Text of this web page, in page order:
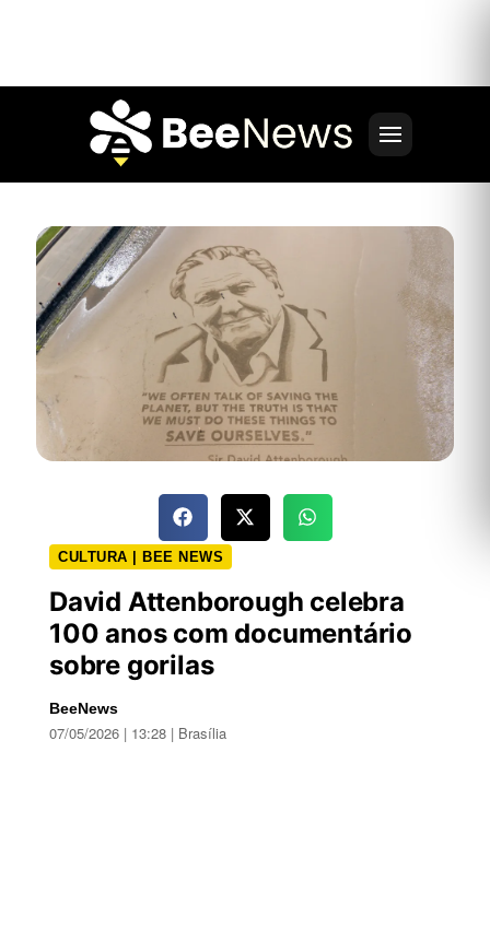
CULTURA | BEE NEWS
David Attenborough celebra
100 anos com documentário
sobre gorilas
BeeNews
07/05/2026 | 13:28 | Brasília